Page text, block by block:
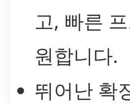
고, 빠른
원합니다.
뛰어난 확